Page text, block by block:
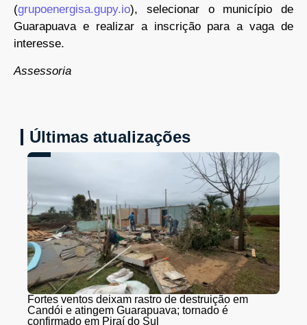
(grupoenergisa.gupy.io), selecionar o município de
Guarapuava e realizar a inscrição para a vaga de
interesse.
Assessoria
Últimas atualizações
Fortes ventos deixam rastro de destruição em
Candói e atingem Guarapuava; tornado é
confirmado em Piraí do Sul